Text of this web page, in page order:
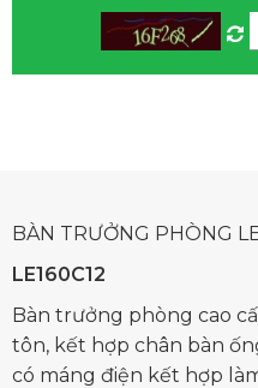
BÀN TRƯỞNG PHÒNG
LE160C12
Bàn trưởng phòng cao
tôn, kết hợp chân bàn
có máng điện kết hợp